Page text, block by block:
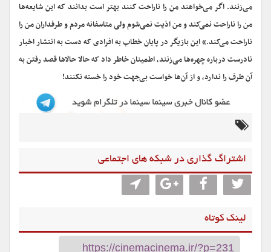
می‌زنند. اگر می‌خواهند من را ناراحت کنند بهتر است بدانند که این شایعه‌ها
من را ناراحت نمی‌کند و من اذیت نمی‌شوم ولی متاسفانه مردم و طرفداران من را
ناراحت می‌کند.» این بازیگر در پایان خطاب به افرادی که دست به انتشار اخبار
نادرست درباره چهره‌ها می‌زنند، اطمینان خاطر داد که حالا حالاها قصد رفتن به
آن طرف را ندارد، و از آن‌ها خواست بی‌جهت خود را خسته نکنند!
اشتراگ گذاری در شبکه های اجتماعی
لینک کوتاه